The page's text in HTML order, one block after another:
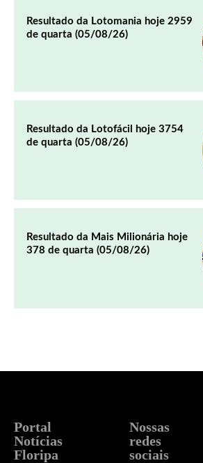
Resultado da Lotomania hoje 2959
de quarta (05/08/26)
Resultado da Lotofácil hoje 3754
de quarta (05/08/26)
Resultado da Mais Milionária hoje
378 de quarta (05/08/26)
Portal
Notícias
Floripa
Nossas
redes
sociais